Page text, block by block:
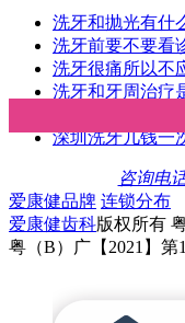
洗牙和抛光有什
洗牙前要不要看
洗牙很痛所以不
洗牙和牙周治疗
深圳洗牙价钱|
深圳洗牙几钱一
咨询电
爱康健品牌 连锁分布
爱康健齿科版权所有
粤（B）广【2021】第